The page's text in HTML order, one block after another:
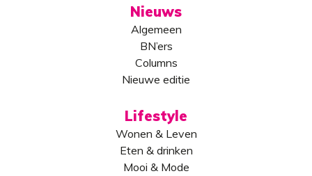
Nieuws
Algemeen
BN’ers
Columns
Nieuwe editie
Lifestyle
Wonen & Leven
Eten & drinken
Mooi & Mode